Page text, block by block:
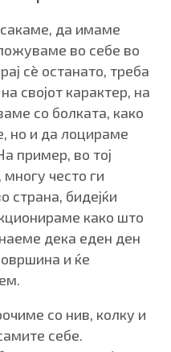
да имаме
во себе во
сè останато, треба
својот карактер, на
со болката, како
но и да лоцираме
пример, во тој
често ги
страна, бидејќи
како што
дека еден ден
и ќе
со нив, колку и
себе.